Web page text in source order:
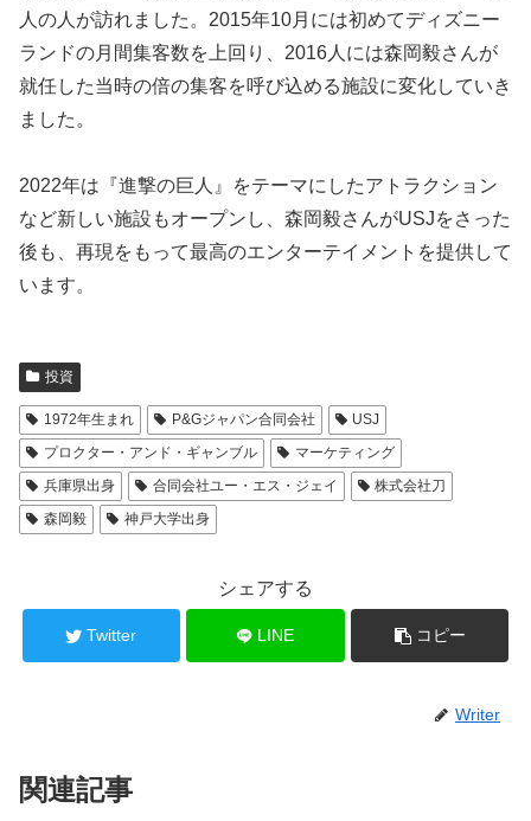
人の人が訪れました。2015年10月には初めてディズニー
ランドの月間集客数を上回り、2016人には森岡毅さんが
就任した当時の倍の集客を呼び込める施設に変化していき
ました。
2022年は『進撃の巨人』をテーマにしたアトラクション
など新しい施設もオープンし、森岡毅さんがUSJをさった
後も、再現をもって最高のエンターテイメントを提供して
います。
投資
1972年生まれ P&Gジャパン合同会社
USJ
プロクター・アンド・ギャンブル
マーケティング
兵庫県出身
合同会社ユー・エス・ジェイ
株式会社刀
森岡毅
神戸大学出身
シェアする
Twitter LINE コピー
Writer
関連記事